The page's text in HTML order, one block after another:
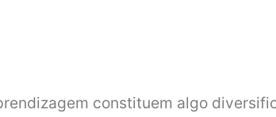
constituem algo